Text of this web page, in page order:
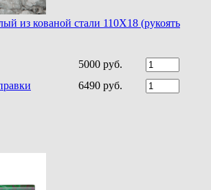
из кованой стали 110Х18 (рукоять
5000 руб.
6490 руб.